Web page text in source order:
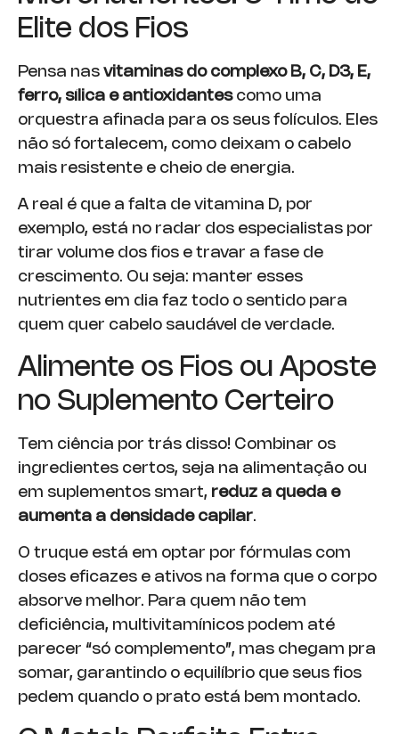
Elite dos Fios
Pensa nas vitaminas do complexo B, C, D3, E,
ferro, sílica e antioxidantescomo uma
orquestra afinada para os seus folículos. Eles
não só fortalecem, como deixam o cabelo
mais resistente e cheio de energia.
A real é que a falta de vitamina D, por
exemplo, está no radar dos especialistas por
tirar volume dos fios e travar a fase de
crescimento. Ou seja: manter esses
nutrientes em dia faz todo o sentido para
quem quer cabelo saudável de verdade.
Alimente os Fios ou Aposte
no Suplemento Certeiro
Tem ciência por trás disso! Combinar os
ingredientes certos, seja na alimentação ou
em suplementos smart, reduz a queda e
aumenta a densidade capilar.
O truque está em optar por fórmulas com
doses eficazes e ativos na forma que o corpo
absorve melhor. Para quem não tem
deficiência, multivitamínicos podem até
parecer “só complemento”, mas chegam pra
somar, garantindo o equilíbrio que seus fios
pedem quando o prato está bem montado.